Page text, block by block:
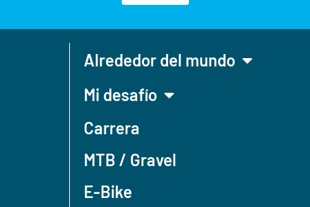
Alrededor del mundo
Mi desafío
Carrera
MTB / Gravel
E-Bike